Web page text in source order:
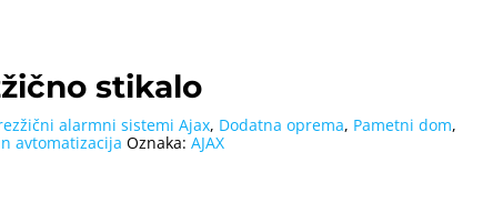
stikalo
alarmni sistemi Ajax, Dodatna oprema, Pametni dom,
avtomatizacija Oznaka: AJAX